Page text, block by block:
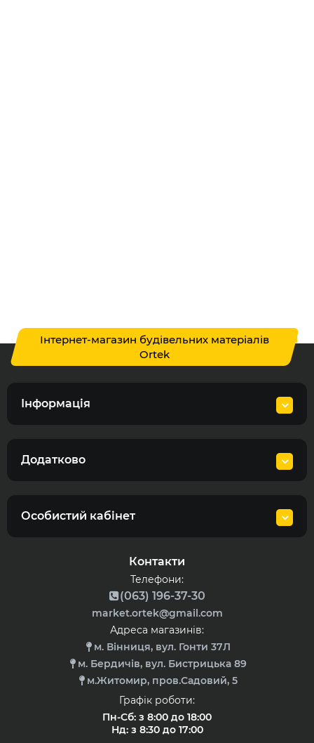
Інтернет-магазин будівельних матеріалів
Ortek
Інформація
Додатково
Особистий кабінет
Контакти
Телефони:
(063) 196-37-30
market.ortek@gmail.com
Адреса магазинів:
м. Вінниця, вул. Гонти 37Л
м. Бердичів, вул. Бистрицька 89
м.Житомир, пров.Садовий, 5
Графік роботи:
Пн-Сб: з 8:00 до 18:00
Нд: з 8:30 до 17:00